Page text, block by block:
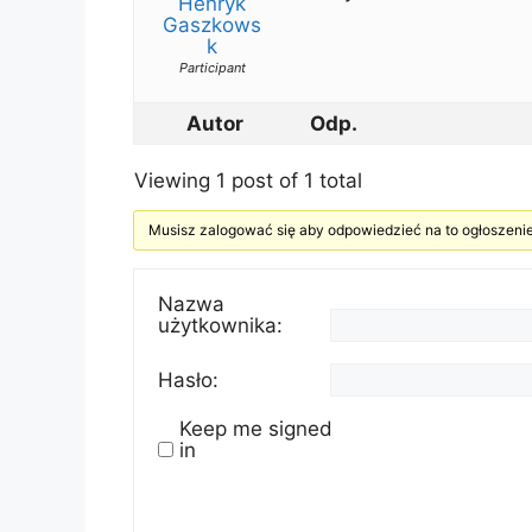
Gaszkows
k
Participant
Autor Odp.
Viewing 1 post of 1 total
Musisz zalogować się aby odpowiedzieć na to
Nazwa
użytkownika:
Hasło:
Keep me signed
in